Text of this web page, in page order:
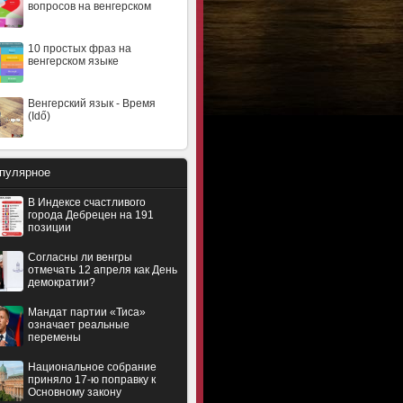
вопросов на венгерском
10 простых фраз на
венгерском языке
Венгерский язык - Время
(Idő)
В Индексе счастливого
города Дебрецен на 191
позиции
Согласны ли венгры
отмечать 12 апреля как День
демократии?
Мандат партии «Тиса»
означает реальные
перемены
Национальное собрание
приняло 17-ю поправку к
Основному закону